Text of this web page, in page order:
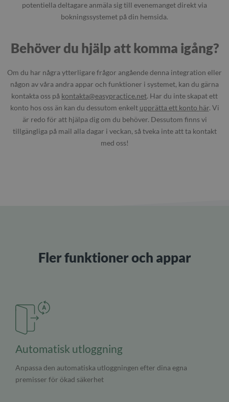
potentiella deltagare anmäla sig till evenemanget direkt via
bokningssystemet på din hemsida.
Behöver du hjälp att komma igång?
Om du har några ytterligare frågor angående denna integration eller
någon av våra andra appar och funktioner i systemet, kan du gärna
kontakta oss på kontakta@easypractice.net. Har du inte skapat ett
konto hos oss än kan du dessutom enkelt upprätta ett konto här. Vi
är redo för att hjälpa dig om du behöver. Dessutom finns vi
tillgängliga på mail alla dagar i veckan, så tveka inte att ta kontakt
med oss!
Fler funktioner och appar
Automatisk utloggning
Anpassa den automatiska utloggningen efter dina egna
premisser för ökad säkerhet